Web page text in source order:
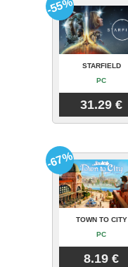
STARFIELD
PC
31.29 €
-55%
TOWN TO CITY
PC
8.19 €
-67%